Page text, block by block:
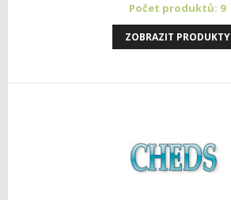
Počet produktů: 9
ZOBRAZIT PRODUKTY